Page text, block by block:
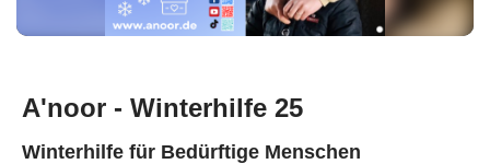
A'noor - Winterhilfe 25
Winterhilfe für Bedürftige Menschen